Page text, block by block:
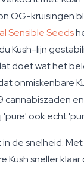
OG-kruisingen
Sensible Seeds
Kush-lijn
doet wat het
onmiskenbare
cannabiszaden
'pure' ook echt
de snelheid.
Kush sneller klaar